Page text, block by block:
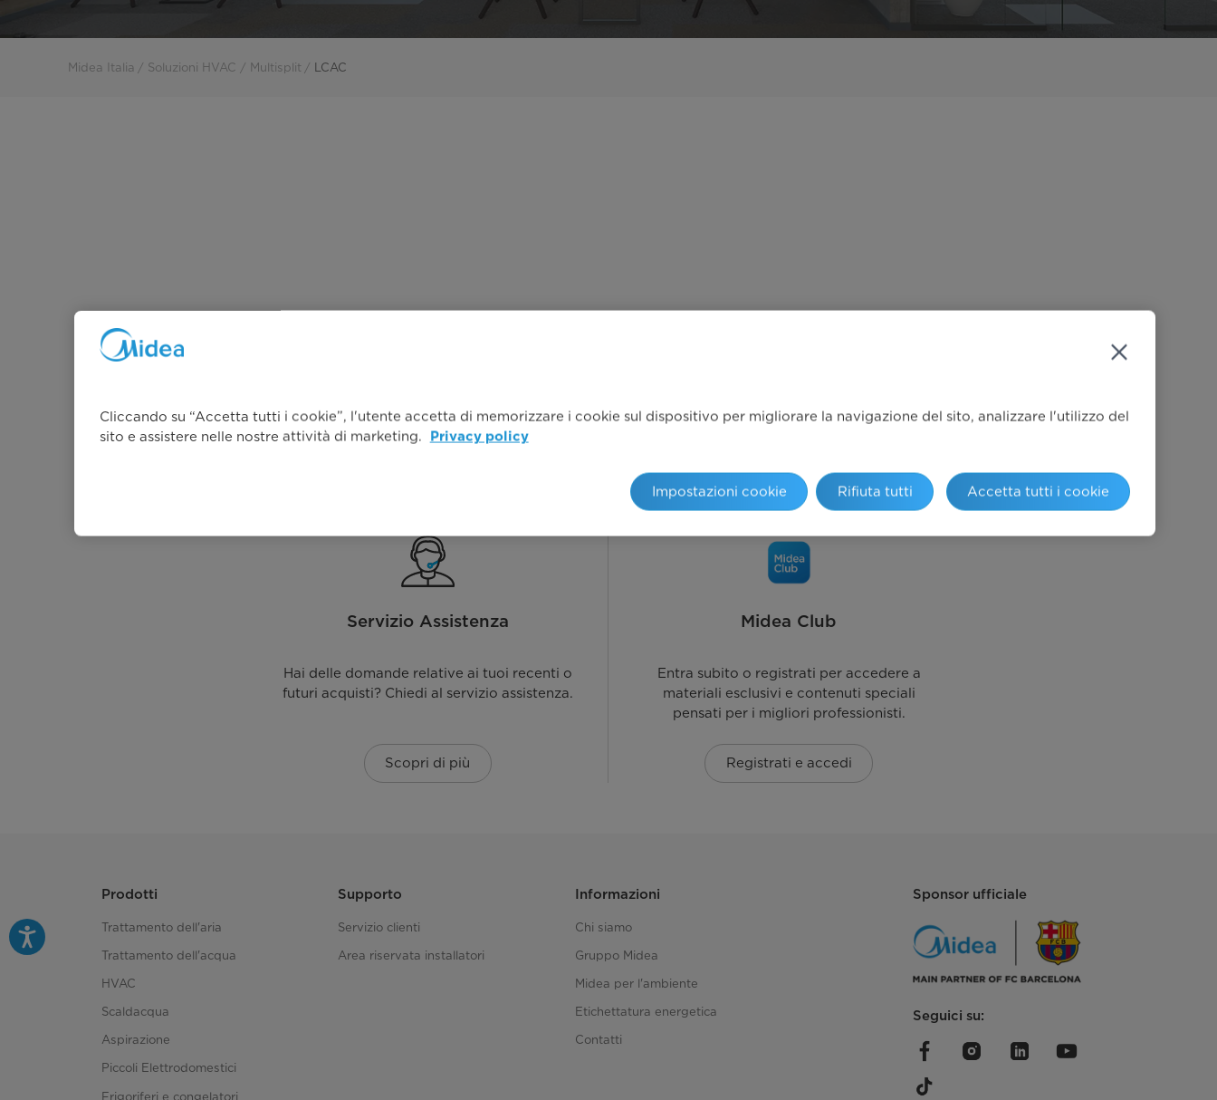
Midea Italia Soluzioni HVAC Multisplit LCAC
Servizio Assistenza
Hai delle domande relative ai tuoi recenti o
futuri acquisti? Chiedi al servizio assistenza.
Scopri di più
Midea Club
Entra subito o registrati per accedere a
materiali esclusivi e contenuti speciali
pensati per i migliori professionisti.
Registrati e accedi
Prodotti
Trattamento dell'aria
Trattamento dell'acqua
HVAC
Scaldacqua
Aspirazione
Piccoli Elettrodomestici
Frigoriferi e congelatori
Supporto
Servizio clienti
Area riservata installatori
Informazioni
Chi siamo
Gruppo Midea
Midea per l'ambiente
Etichettatura energetica
Contatti
Sponsor ufficiale
Seguici su:
Cliccando su “Accetta tutti i cookie”, l'utente accetta di memorizzare i cookie sul dispositivo per migliorare la navigazione del sito, analizzare l'utilizzo del
sito e assistere nelle nostre attività di marketing.
Privacy policy
Rifiuta tutti Accetta tutti i cookie
Impostazioni cookie